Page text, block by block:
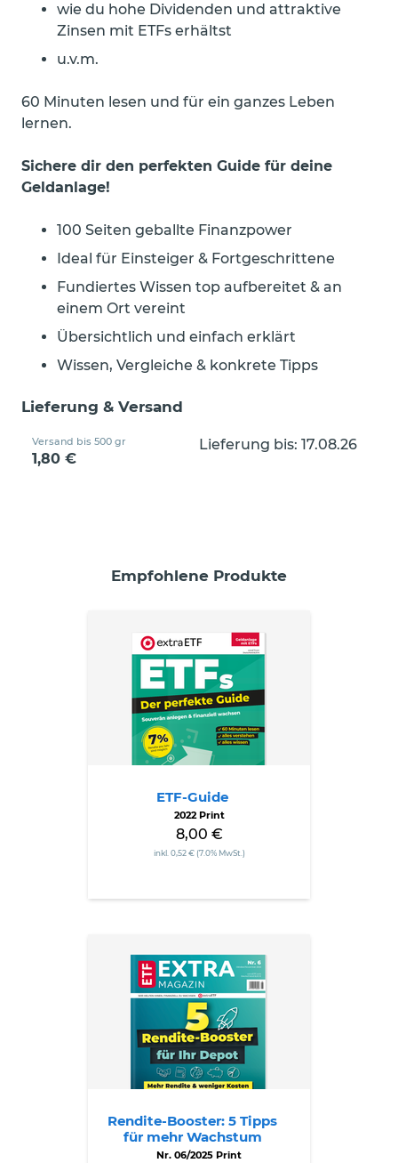
wie du hohe Dividenden und attraktive
Zinsen mit ETFs erhältst
u.v.m.
60 Minuten lesen und für ein ganzes Leben
lernen.
Sichere dir den perfekten Guide für deine
Geldanlage!
100 Seiten geballte Finanzpower
Ideal für Einsteiger & Fortgeschrittene
Fundiertes Wissen top aufbereitet & an
einem Ort vereint
Übersichtlich und einfach erklärt
Wissen, Vergleiche & konkrete Tipps
Lieferung & Versand
Versand bis 500 gr
1,80 €
Lieferung bis: 17.08.26
Empfohlene Produkte
ETF-Guide
2022 Print
8,00 €
inkl. 0,52 € (7.0% MwSt.)
Rendite-
Booster:
mehr
Wachstum
Rendite-Booster: 5 Tipps
für mehr Wachstum
Nr. 06/2025 Print